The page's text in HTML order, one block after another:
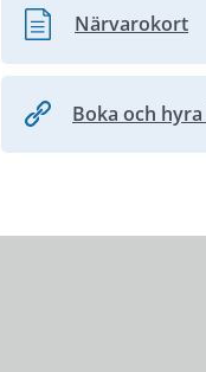
Närvarokort
Pdf, 76.7 kB.
Boka och